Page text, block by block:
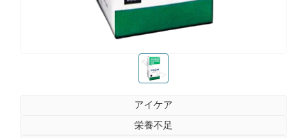
お薬ショップ
アイケア
栄養不足